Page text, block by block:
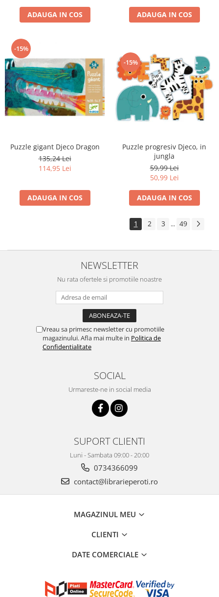
ADAUGA IN COS ADAUGA IN COS
-15%
Puzzle gigant Djeco Dragon
135,24 Lei
114,95 Lei
ADAUGA IN COS
-15%
Puzzle progresiv Djeco, in
jungla
59,99 Lei
50,99 Lei
ADAUGA IN COS
1 2 3 ... 49
NEWSLETTER
Nu rata ofertele si promotiile noastre
Vreau sa primesc newsletter cu promotiile
magazinului. Afla mai multe in Politica de
Confidentialitate
SOCIAL
Urmareste-ne in social media
SUPORT CLIENTI
Luni - Sambata 09:00 - 20:00
0734366099
contact@librarieperoti.ro
MAGAZINUL MEU
CLIENTI
DATE COMERCIALE